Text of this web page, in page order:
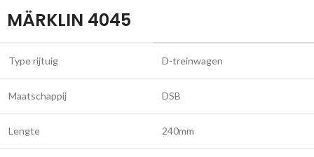
MÄRKLIN 4045
Type rijtuig D-treinwagen
Maatschappij DSB
Lengte 240mm